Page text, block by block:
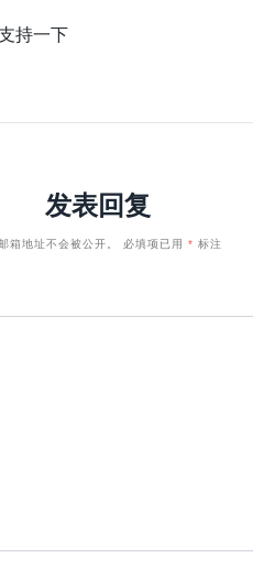
持一下
发表回复
箱地址不会被公开。 必填项已用 * 标注